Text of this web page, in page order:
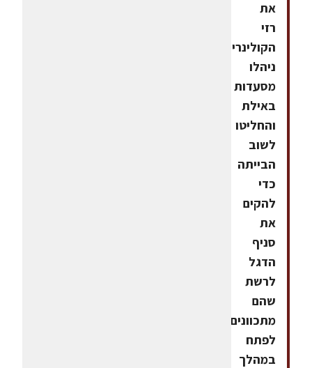
את
רזי
הקולינריה,
ניהלו
מסעדות
באילת
והחליטו
לשוב
הבייתה
כדי
להקים
את
סניף
הדגל
לרשת
שהם
מתכוונים
לפתח
במהלך